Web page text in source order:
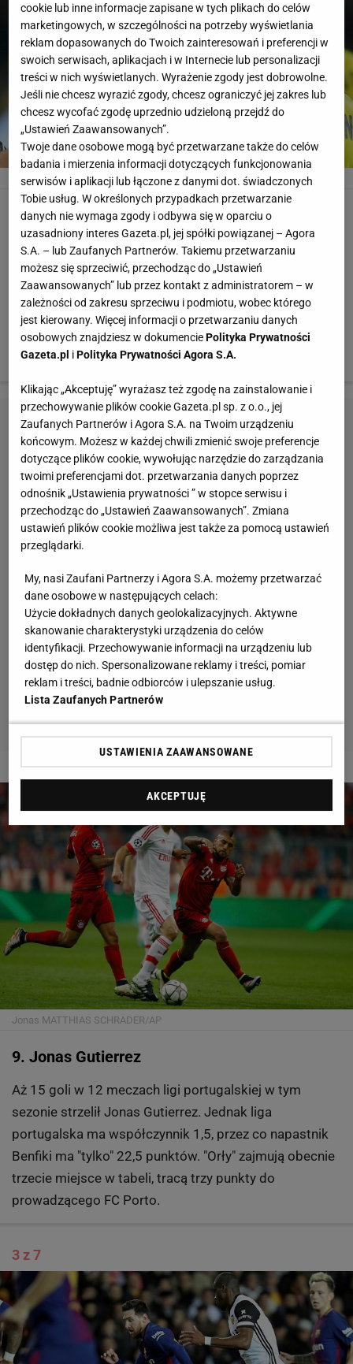
bvbMARTIN MEISSNER/AP
10. Pierre-Emerick Aubameyang i Nabil Fekir
Po 11 goli w tym sezonie strzelili Nabil Fekir
(Olympique Lyon) oraz Pierre-Emerick Aubameyang
(Borussia Dortmund). Daje im to 22 pkt. Gabończyk
zaliczył dodatkowo dwie asysty, a Francuz trzy - choć
oczywiście te statystyki nie mają wpływu na ich
pozycję w tym rankingu.
2 z 7
Jonas MATTHIAS SCHRADER/AP
9. Jonas Gutierrez
Aż 15 goli w 12 meczach ligi portugalskiej w tym
sezonie strzelił Jonas Gutierrez. Jednak liga
portugalska ma współczynnik 1,5, przez co napastnik
Benfiki ma "tylko" 22,5 punktów. "Orły" zajmują obecnie
trzecie miejsce w tabeli, tracą trzy punkty do
prowadzącego FC Porto.
3 z 7
cookie lub inne informacje zapisane w tych plikach do celów
marketingowych, w szczególności na potrzeby wyświetlania
reklam dopasowanych do Twoich zainteresowań i preferencji w
swoich serwisach, aplikacjach i w Internecie lub personalizacji
treści w nich wyświetlanych. Wyrażenie zgody jest dobrowolne.
Jeśli nie chcesz wyrazić zgody, chcesz ograniczyć jej zakres lub
chcesz wycofać zgodę uprzednio udzieloną przejdź do
„Ustawień Zaawansowanych”.
Twoje dane osobowe mogą być przetwarzane także do celów
badania i mierzenia informacji dotyczących funkcjonowania
serwisów i aplikacji lub łączone z danymi dot. świadczonych
Tobie usług. W określonych przypadkach przetwarzanie
danych nie wymaga zgody i odbywa się w oparciu o
uzasadniony interes Gazeta.pl, jej spółki powiązanej – Agora
S.A. – lub Zaufanych Partnerów. Takiemu przetwarzaniu
możesz się sprzeciwić, przechodząc do „Ustawień
Zaawansowanych” lub przez kontakt z administratorem – w
zależności od zakresu sprzeciwu i podmiotu, wobec którego
jest kierowany. Więcej informacji o przetwarzaniu danych
osobowych znajdziesz w dokumenciePolityka Prywatności
Gazeta.pl iPolityka Prywatności Agora S.A.
Klikając „Akceptuję” wyrażasz też zgodę na zainstalowanie i
przechowywanie plików cookie Gazeta.pl sp. z o.o., jej
Zaufanych Partnerów i Agora S.A. na Twoim urządzeniu
końcowym. Możesz w każdej chwili zmienić swoje preferencje
dotyczące plików cookie, wywołując narzędzie do zarządzania
twoimi preferencjami dot. przetwarzania danych poprzez
odnośnik „Ustawienia prywatności ” w stopce serwisu i
przechodząc do „Ustawień Zaawansowanych”. Zmiana
ustawień plików cookie możliwa jest także za pomocą ustawień
przeglądarki.
My, nasi Zaufani Partnerzy i Agora S.A. możemy przetwarzać
dane osobowe w następujących celach:
Użycie dokładnych danych geolokalizacyjnych. Aktywne
skanowanie charakterystyki urządzenia do celów
identyfikacji. Przechowywanie informacji na urządzeniu lub
dostęp do nich. Spersonalizowane reklamy i treści, pomiar
reklam i treści, badnie odbiorców i ulepszanie usług.
Lista Zaufanych Partnerów
USTAWIENIA ZAAWANSOWANE
AKCEPTUJĘ